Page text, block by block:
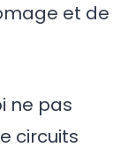
et de
ne pas
circuits